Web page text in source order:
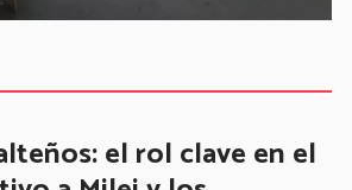
el rol clave en el